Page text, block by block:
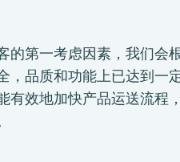
的第一考虑因素，我们会
，品质和功能上已达到一
有效地加快产品运送流程